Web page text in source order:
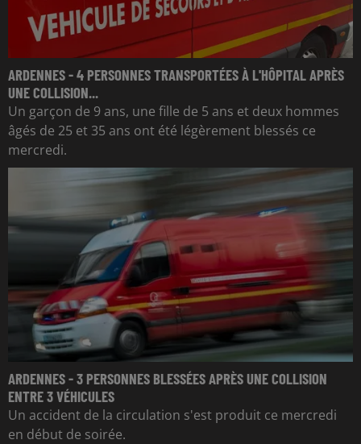
ARDENNES - 4 PERSONNES TRANSPORTÉES À L'HÔPITAL APRÈS
UNE COLLISION...
Un garçon de 9 ans, une fille de 5 ans et deux hommes
âgés de 25 et 35 ans ont été légèrement blessés ce
mercredi.
ARDENNES - 3 PERSONNES BLESSÉES APRÈS UNE COLLISION
ENTRE 3 VÉHICULES
Un accident de la circulation s'est produit ce mercredi
en début de soirée.